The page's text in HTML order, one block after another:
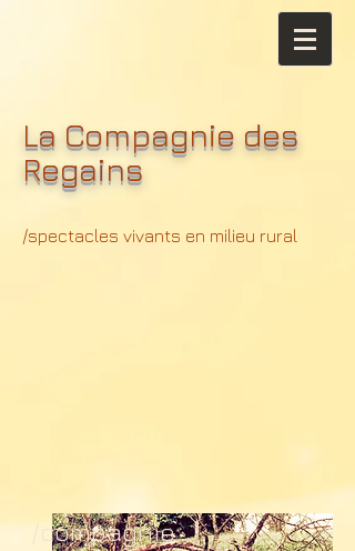
La Compagnie des
Regains
/spectacles vivants en milieu rural
/compagnie